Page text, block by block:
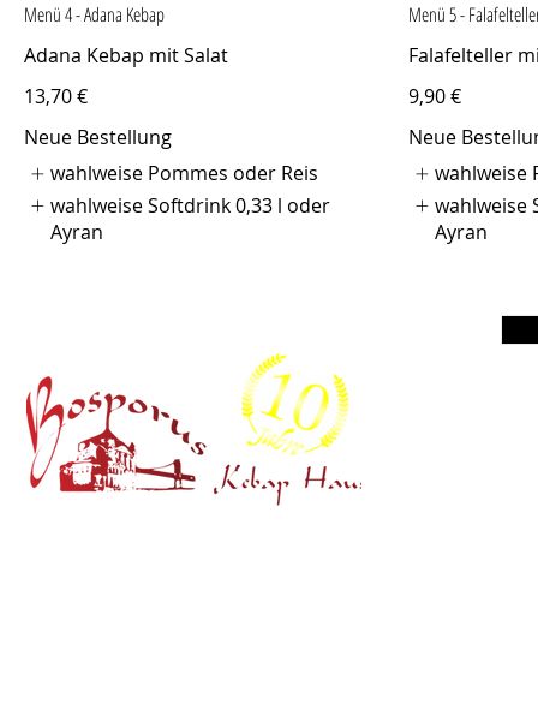
Menü 4 - Adana Kebap
Adana Kebap mit Salat
13,70 €
Neue Bestellung
wahlweise Pommes oder Reis
wahlweise Softdrink 0,33 l oder
Ayran
Menü 5 -
Falafelteller
9,90 €
Neue
wahlweise
wahlweise
Ayran